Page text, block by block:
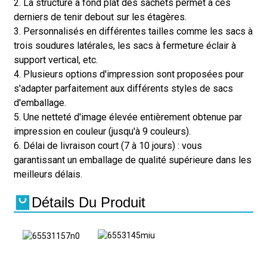
2. La structure à fond plat des sachets permet à ces
derniers de tenir debout sur les étagères.
3. Personnalisés en différentes tailles comme les sacs à
trois soudures latérales, les sacs à fermeture éclair à
support vertical, etc.
4. Plusieurs options d'impression sont proposées pour
s'adapter parfaitement aux différents styles de sacs
d'emballage.
5. Une netteté d'image élevée entièrement obtenue par
impression en couleur (jusqu'à 9 couleurs).
6. Délai de livraison court (7 à 10 jours) : vous
garantissant un emballage de qualité supérieure dans les
meilleurs délais.
Détails Du Produit